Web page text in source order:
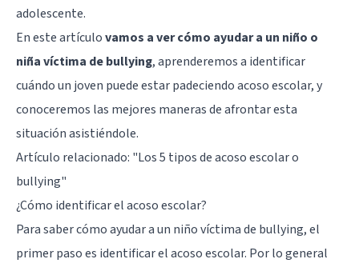
adolescente.
En este artículovamos a ver cómo ayudar a un niño o
niña víctima de bullying, aprenderemos a identificar
cuándo un joven puede estar padeciendo acoso escolar, y
conoceremos las mejores maneras de afrontar esta
situación asistiéndole.
Artículo relacionado: "Los 5 tipos de acoso escolar o
bullying"
¿Cómo identificar el acoso escolar?
Para saber cómo ayudar a un niño víctima de bullying, el
primer paso es identificar el acoso escolar. Por lo general